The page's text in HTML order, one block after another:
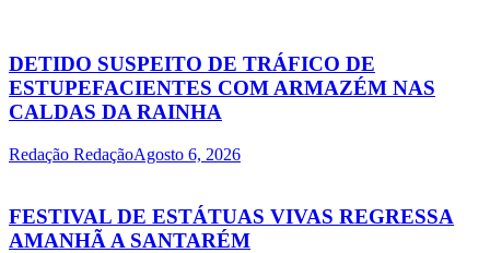
DETIDO SUSPEITO DE TRÁFICO DE
ESTUPEFACIENTES COM ARMAZÉM NAS
CALDAS DA RAINHA
Redação RedaçãoAgosto 6, 2026
FESTIVAL DE ESTÁTUAS VIVAS REGRESSA
AMANHÃ A SANTARÉM